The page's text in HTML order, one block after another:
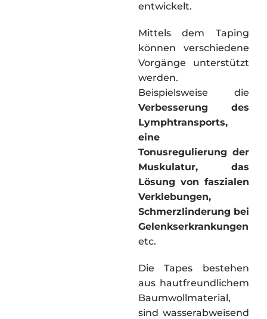
entwickelt.
Mittels dem Taping
können verschiedene
Vorgänge unterstützt
werden.
Beispielsweise die
Verbesserung des
Lymphtransports,
eine
Tonusregulierung der
Muskulatur, das
Lösung von faszialen
Verklebungen,
Schmerzlinderung bei
Gelenkserkrankungen
etc.
Die Tapes bestehen
aus hautfreundlichem
Baumwollmaterial,
sind wasserabweisend